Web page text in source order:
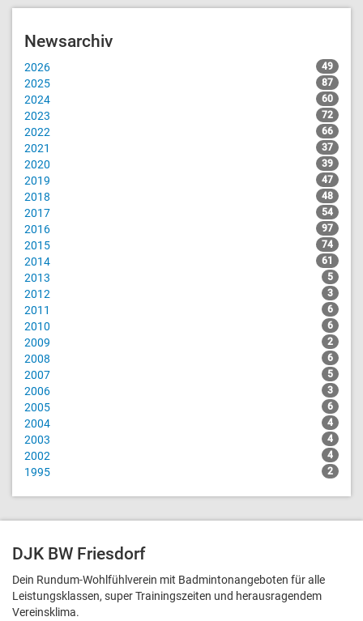
Newsarchiv
2026 49
2025 87
2024 60
2023 72
2022 66
2021 37
2020 39
2019 47
2018 48
2017 54
2016 97
2015 74
2014 61
2013 5
2012 3
2011 6
2010 6
2009 2
2008 6
2007 5
2006 3
2005 6
2004 4
2003 4
2002 4
1995 2
DJK BW Friesdorf
Dein Rundum-Wohlfühlverein mit Badmintonangeboten für alle
Leistungsklassen, super Trainingszeiten und heraus­ragendem
Vereinsklima.